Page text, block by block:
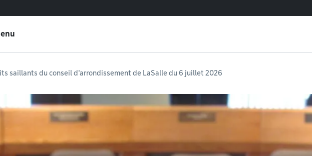
saillants du conseil d'arrondissement de LaSalle du 6 juillet 2026